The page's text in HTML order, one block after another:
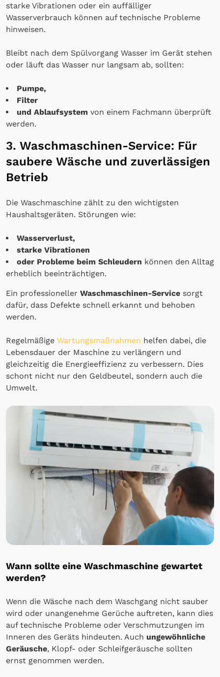
starke Vibrationen oder ein auffälliger
Wasserverbrauch können auf technische Probleme
hinweisen.
Bleibt nach dem Spülvorgang Wasser im Gerät stehen
oder läuft das Wasser nur langsam ab, sollten:
Pumpe,
Filter
und Ablaufsystem von einem Fachmann überprüft
werden.
3. Waschmaschinen-Service: Für
saubere Wäsche und zuverlässigen
Betrieb
Die Waschmaschine zählt zu den wichtigsten
Haushaltsgeräten. Störungen wie:
Wasserverlust,
starke Vibrationen
oder Probleme beim Schleudern können den Alltag
erheblich beeinträchtigen.
Ein professioneller Waschmaschinen-Service sorgt
dafür, dass Defekte schnell erkannt und behoben
werden.
Regelmäßige Wartungsmaßnahmen helfen dabei, die
Lebensdauer der Maschine zu verlängern und
gleichzeitig die Energieeffizienz zu verbessern. Dies
schont nicht nur den Geldbeutel, sondern auch die
Umwelt.
Wann sollte eine Waschmaschine gewartet
werden?
Wenn die Wäsche nach dem Waschgang nicht sauber
wird oder unangenehme Gerüche auftreten, kann dies
auf technische Probleme oder Verschmutzungen im
Inneren des Geräts hindeuten. Auch ungewöhnliche
Geräusche, Klopf- oder Schleifgeräusche sollten
ernst genommen werden.